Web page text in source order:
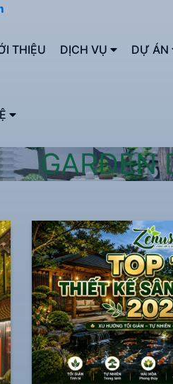
THIỆU DỊCH VỤ DỰ ÁN
GARDEN